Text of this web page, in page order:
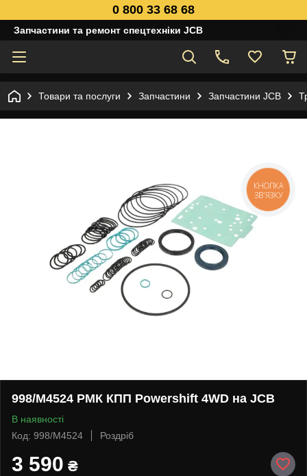
0 800 33 68 68
Запчастини та ремонт спецтехніки JCB
Товари та послуги Запчастини Запчастини JCB
998/M4524 РМК КПП Powershift 4WD на JCB
В наявності
Код: 998/M4524
Роздріб
3 590 ₴
КНОПКА
ЗВ'ЯЗКУ